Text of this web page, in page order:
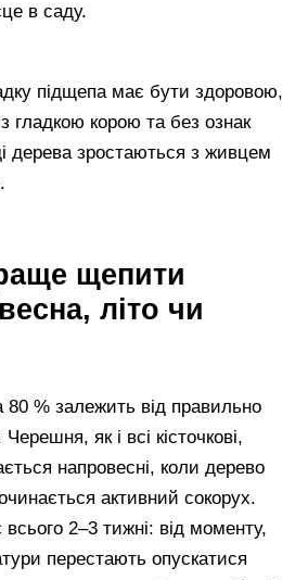
в саду.
підщепа має бути здоровою,
гладкою корою та без ознак
дерева зростаються з живцем
щепити
літо чи
80 % залежить від правильно
як і всі кісточкові,
напровесні, коли дерево
активний сокорух.
2–3 тижні: від моменту,
перестають опускатися